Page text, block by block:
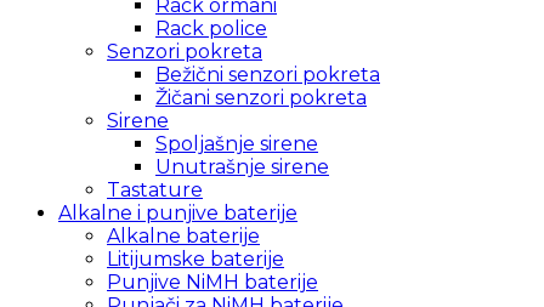
Rack ormani
Rack police
Senzori pokreta
Bežični senzori pokreta
Žičani senzori pokreta
Sirene
Spoljašnje sirene
Unutrašnje sirene
Tastature
Alkalne i punjive baterije
Alkalne baterije
Litijumske baterije
Punjive NiMH baterije